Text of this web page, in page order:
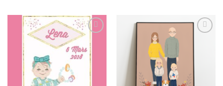
à la liste
de
souhaits